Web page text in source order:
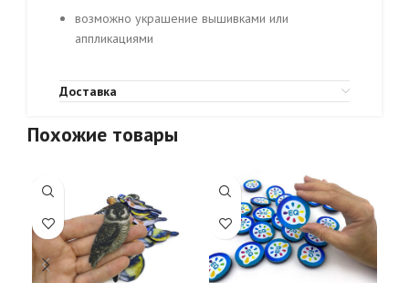
возможно украшение вышивками или
аппликациями
Доставка
Похожие товары